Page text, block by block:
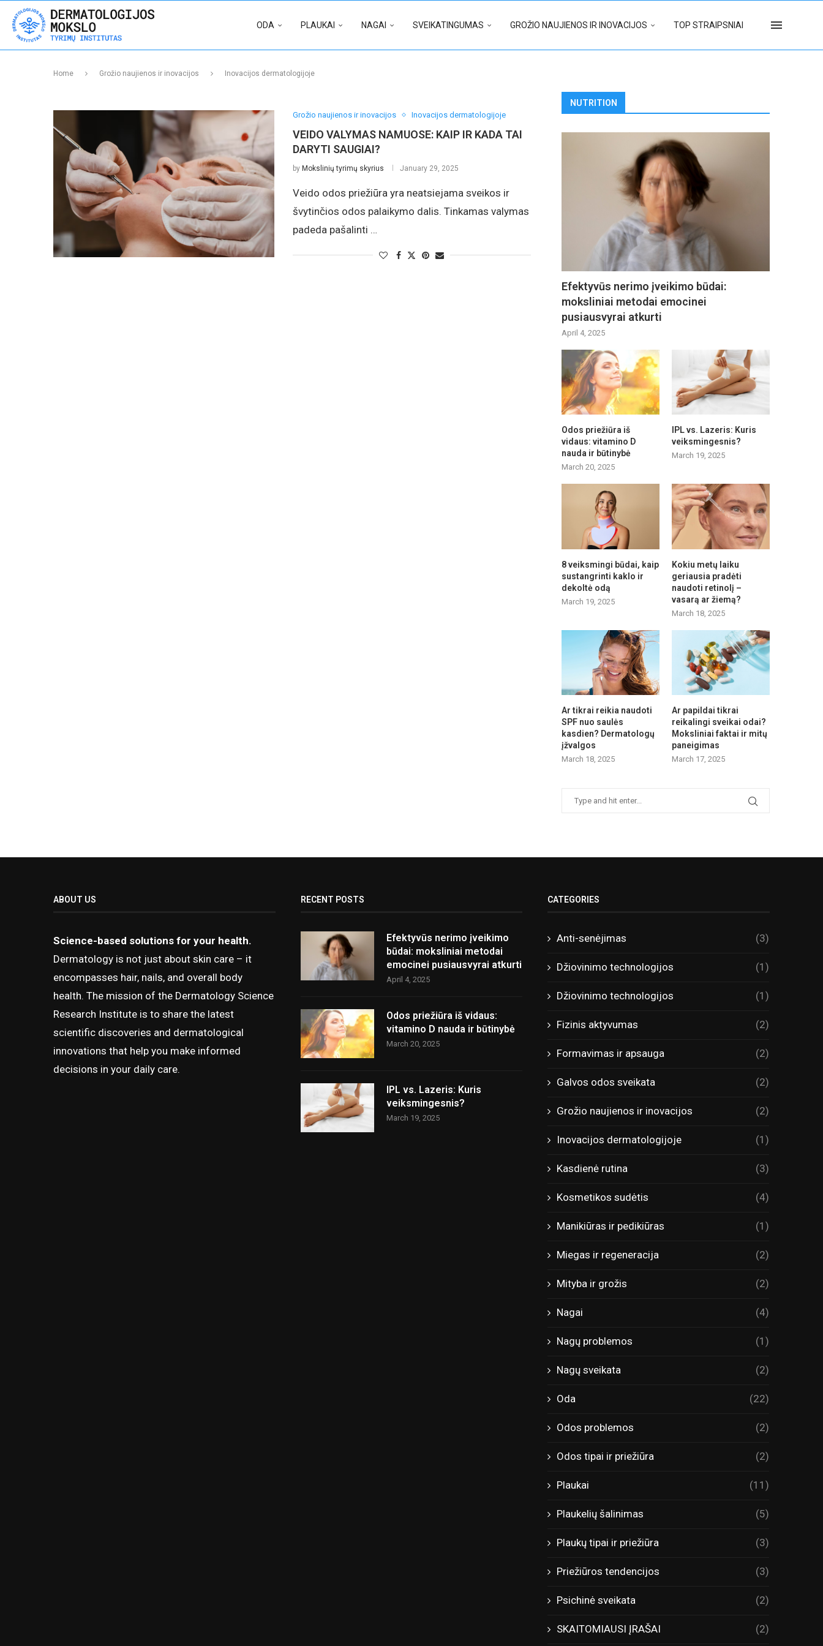
ODA PLAUKAI NAGAI SVEIKATINGUMAS GROŽIO NAUJIENOS IR INOVACIJOS TOP STRAIPSNIAI
Home Grožio naujienos ir inovacijos Inovacijos dermatologijoje
Grožio naujienos ir inovacijos Inovacijos dermatologijoje
VEIDO VALYMAS NAMUOSE: KAIP IR KADA TAI
DARYTI SAUGIAI?
by Mokslinių tyrimų skyrius January 29, 2025
Veido odos priežiūra yra neatsiejama sveikos ir
švytinčios odos palaikymo dalis. Tinkamas valymas
padeda pašalinti …
NUTRITION
Efektyvūs nerimo įveikimo būdai:
moksliniai metodai emocinei
pusiausvyrai atkurti
April 4, 2025
Odos priežiūra iš
vidaus: vitamino D
nauda ir būtinybė
March 20, 2025
IPL vs. Lazeris: Kuris
veiksmingesnis?
March 19, 2025
8 veiksmingi būdai, kaip
sustangrinti kaklo ir
dekoltė odą
March 19, 2025
Kokiu metų laiku
geriausia pradėti
naudoti retinolį –
vasarą ar žiemą?
March 18, 2025
Ar tikrai reikia naudoti
SPF nuo saulės
kasdien? Dermatologų
įžvalgos
March 18, 2025
Ar papildai tikrai
reikalingi sveikai odai?
Moksliniai faktai ir mitų
paneigimas
March 17, 2025
ABOUT US
Science-based solutions for your health.
Dermatology is not just about skin care – it
encompasses hair, nails, and overall body
health. The mission of the Dermatology Science
Research Institute is to share the latest
scientific discoveries and dermatological
innovations that help you make informed
decisions in your daily care.
RECENT POSTS
Efektyvūs nerimo įveikimo
būdai: moksliniai metodai
emocinei pusiausvyrai atkurti
April 4, 2025
Odos priežiūra iš vidaus:
vitamino D nauda ir būtinybė
March 20, 2025
IPL vs. Lazeris: Kuris
veiksmingesnis?
March 19, 2025
CATEGORIES
Anti-senėjimas (3)
Džiovinimo technologijos (1)
Džiovinimo technologijos (1)
Fizinis aktyvumas (2)
Formavimas ir apsauga (2)
Galvos odos sveikata (2)
Grožio naujienos ir inovacijos (2)
Inovacijos dermatologijoje (1)
Kasdienė rutina (3)
Kosmetikos sudėtis (4)
Manikiūras ir pedikiūras (1)
Miegas ir regeneracija (2)
Mityba ir grožis (2)
Nagai (4)
Nagų problemos (1)
Nagų sveikata (2)
Oda (22)
Odos problemos (2)
Odos tipai ir priežiūra (2)
Plaukai (11)
Plaukelių šalinimas (5)
Plaukų tipai ir priežiūra (3)
Priežiūros tendencijos (3)
Psichinė sveikata (2)
SKAITOMIAUSI ĮRAŠAI (2)